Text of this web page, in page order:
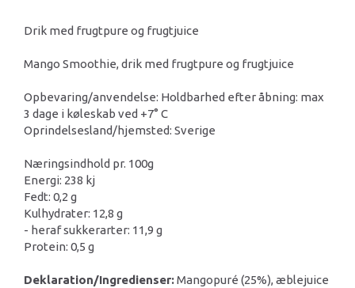
Drik med frugtpure og frugtjuice
Mango Smoothie, drik med frugtpure og frugtjuice
Opbevaring/anvendelse: Holdbarhed efter åbning: max
3 dage i køleskab ved +7° C
Oprindelsesland/hjemsted: Sverige
Næringsindhold pr. 100g
Energi: 238 kj
Fedt: 0,2 g
Kulhydrater: 12,8 g
- heraf sukkerarter: 11,9 g
Protein: 0,5 g
Deklaration/Ingredienser:Mangopuré (25%), æblejuice